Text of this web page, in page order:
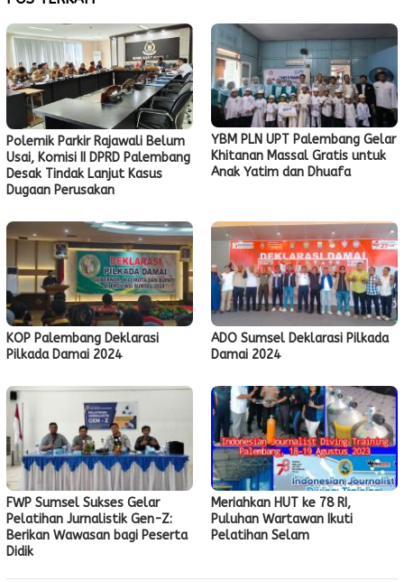
Polemik Parkir Rajawali Belum
Usai, Komisi II DPRD Palembang
Desak Tindak Lanjut Kasus
Dugaan Perusakan
YBM PLN UPT Palembang Gelar
Khitanan Massal Gratis untuk
Anak Yatim dan Dhuafa
KOP Palembang Deklarasi
Pilkada Damai 2024
ADO Sumsel Deklarasi Pilkada
Damai 2024
FWP Sumsel Sukses Gelar
Pelatihan Jurnalistik Gen-Z:
Berikan Wawasan bagi Peserta
Didik
Meriahkan HUT ke 78 RI,
Puluhan Wartawan Ikuti
Pelatihan Selam